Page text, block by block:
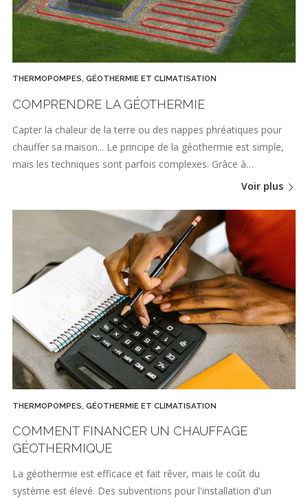
THERMOPOMPES, GÉOTHERMIE ET CLIMATISATION
COMPRENDRE LA GÉOTHERMIE
Capter la chaleur de la terre ou des nappes phréatiques pour
chauffer sa maison... Le principe de la géothermie est simple,
mais les techniques sont parfois complexes. Grâce à…
Voir plus
THERMOPOMPES, GÉOTHERMIE ET CLIMATISATION
COMMENT FINANCER UN CHAUFFAGE
GÉOTHERMIQUE
La géothermie est efficace et fait rêver, mais le coût du
système est élevé. Des subventions pour l'installation d'un